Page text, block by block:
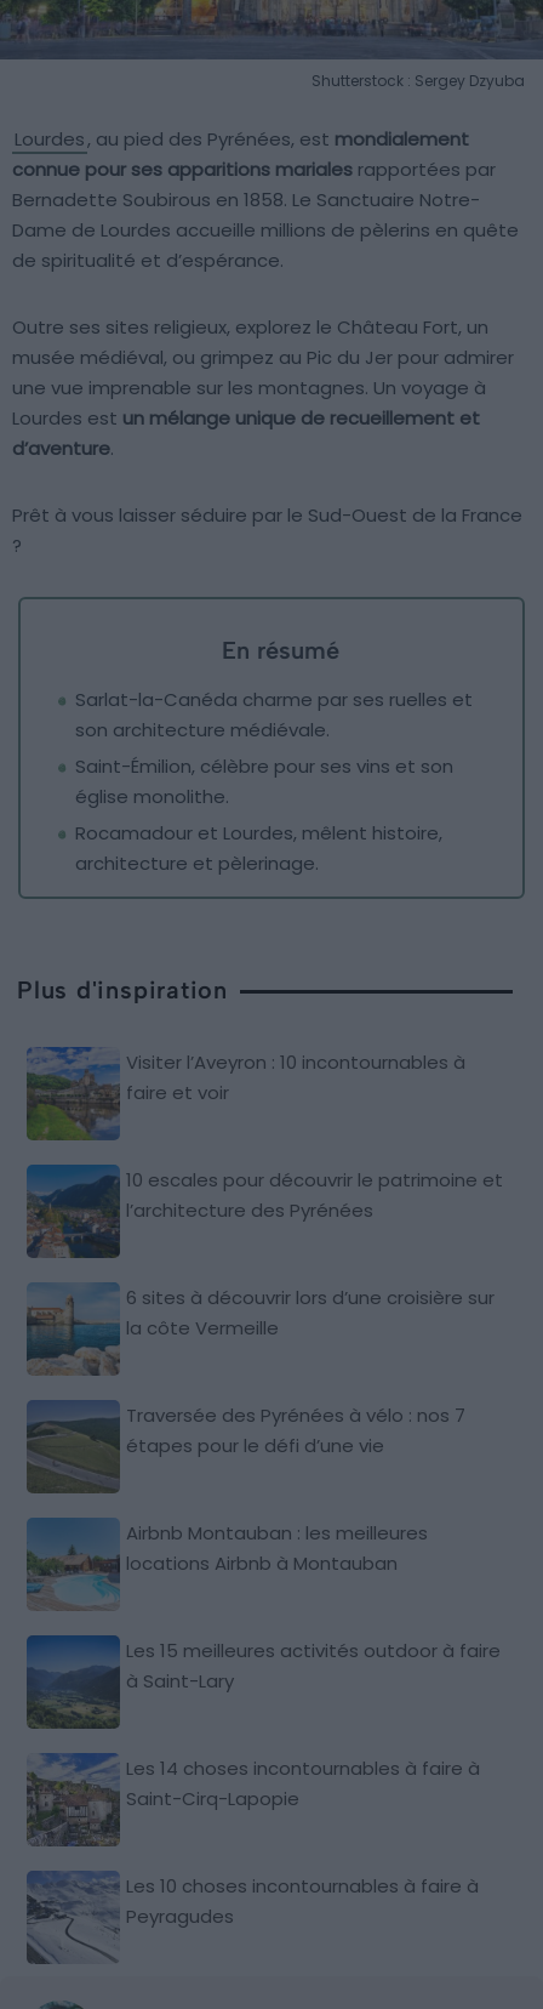
Shutterstock : Sergey Dzyuba
Lourdes, au pied des Pyrénées, est mondialement
connue pour ses apparitions mariales rapportées par
Bernadette Soubirous en 1858. Le Sanctuaire Notre-
Dame de Lourdes accueille millions de pèlerins en quête
de spiritualité et d’espérance.
Outre ses sites religieux, explorez le Château Fort, un
musée médiéval, ou grimpez au Pic du Jer pour admirer
une vue imprenable sur les montagnes. Un voyage à
Lourdes est un mélange unique de recueillement et
d’aventure.
Prêt à vous laisser séduire par le Sud-Ouest de la France
?
En résumé
Sarlat-la-Canéda charme par ses ruelles et
son architecture médiévale.
Saint-Émilion, célèbre pour ses vins et son
église monolithe.
Rocamadour et Lourdes, mêlent histoire,
architecture et pèlerinage.
Plus d'inspiration
Visiter l’Aveyron : 10 incontournables à
faire et voir
10 escales pour découvrir le patrimoine et
l’architecture des Pyrénées
6 sites à découvrir lors d’une croisière sur
la côte Vermeille
Traversée des Pyrénées à vélo : nos 7
étapes pour le défi d’une vie
Airbnb Montauban : les meilleures
locations Airbnb à Montauban
Les 15 meilleures activités outdoor à faire
à Saint-Lary
Les 14 choses incontournables à faire à
Saint-Cirq-Lapopie
Les 10 choses incontournables à faire à
Peyragudes